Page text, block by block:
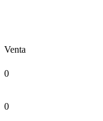
Venta
0
0